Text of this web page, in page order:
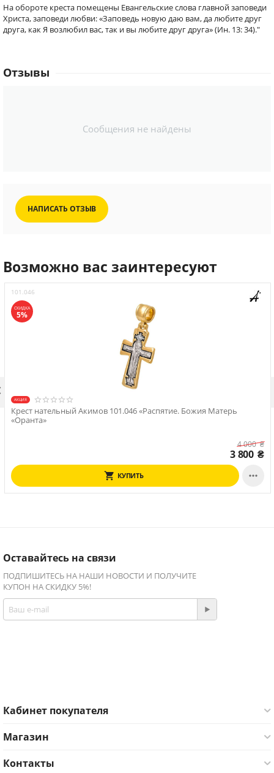
На обороте креста помещены Евангельские слова главной заповеди
Христа, заповеди любви: «Заповедь новую даю вам, да любите друг
друга, как Я возлюбил вас, так и вы любите друг друга» (Ин. 13: 34)."
Отзывы
Сообщения не найдены
НАПИСАТЬ ОТЗЫВ
Возможно вас заинтересуют
101.046
СКИДКА
5%
АКЦИЯ
Крест нательный Акимов 101.046 «Распятие. Божия Матерь
«Оранта»
4 000₴
3 800 ₴
КУПИТЬ 
Оставайтесь на связи
ПОДПИШИТЕСЬ НА НАШИ НОВОСТИ И ПОЛУЧИТЕ
КУПОН НА СКИДКУ 5%!
Кабинет покупателя
Магазин
Контакты